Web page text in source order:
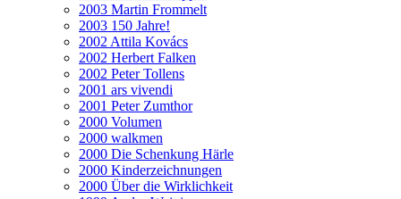
2003 Martin Frommelt
2003 150 Jahre!
2002 Attila Kovács
2002 Herbert Falken
2002 Peter Tollens
2001 ars vivendi
2001 Peter Zumthor
2000 Volumen
2000 walkmen
2000 Die Schenkung Härle
2000 Kinderzeichnungen
2000 Über die Wirklichkeit